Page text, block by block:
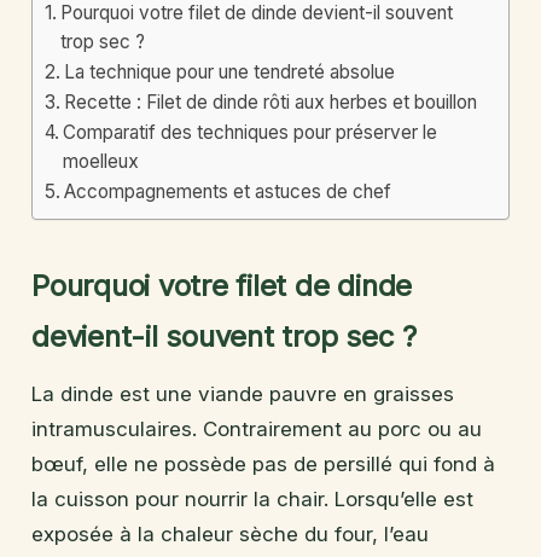
Pourquoi votre filet de dinde devient-il souvent
trop sec ?
La technique pour une tendreté absolue
Recette : Filet de dinde rôti aux herbes et bouillon
Comparatif des techniques pour préserver le
moelleux
Accompagnements et astuces de chef
Pourquoi votre filet de dinde
devient-il souvent trop sec ?
La dinde est une viande pauvre en graisses
intramusculaires. Contrairement au porc ou au
bœuf, elle ne possède pas de persillé qui fond à
la cuisson pour nourrir la chair. Lorsqu’elle est
exposée à la chaleur sèche du four, l’eau